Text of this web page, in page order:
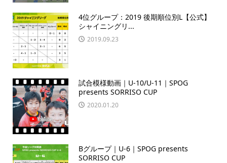
4位グループ：2019 後期順位別L【公式】
シャイニングリ...
2019.09.23
試合模様動画｜U-10/U-11｜SPOG
presents SORRISO CUP
2020.01.20
Bグループ｜U-6｜SPOG presents
SORRISO CUP